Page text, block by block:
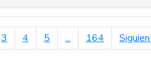
3 4 5 ... 164